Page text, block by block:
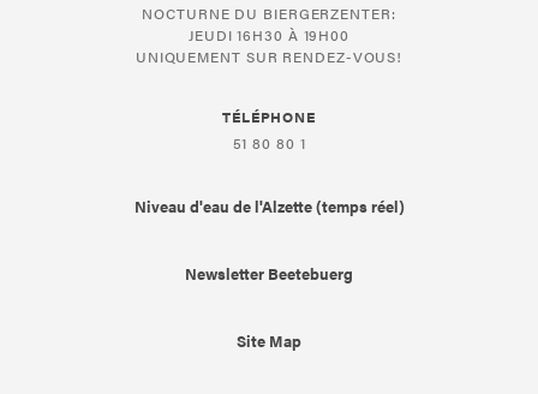
NOCTURNE DU BIERGERZENTER:
JEUDI 16H30 À 19H00
UNIQUEMENT SUR RENDEZ-VOUS!
TÉLÉPHONE
51 80 80 1
Niveau d'eau de l'Alzette (temps réel)
Newsletter Beetebuerg
Site Map